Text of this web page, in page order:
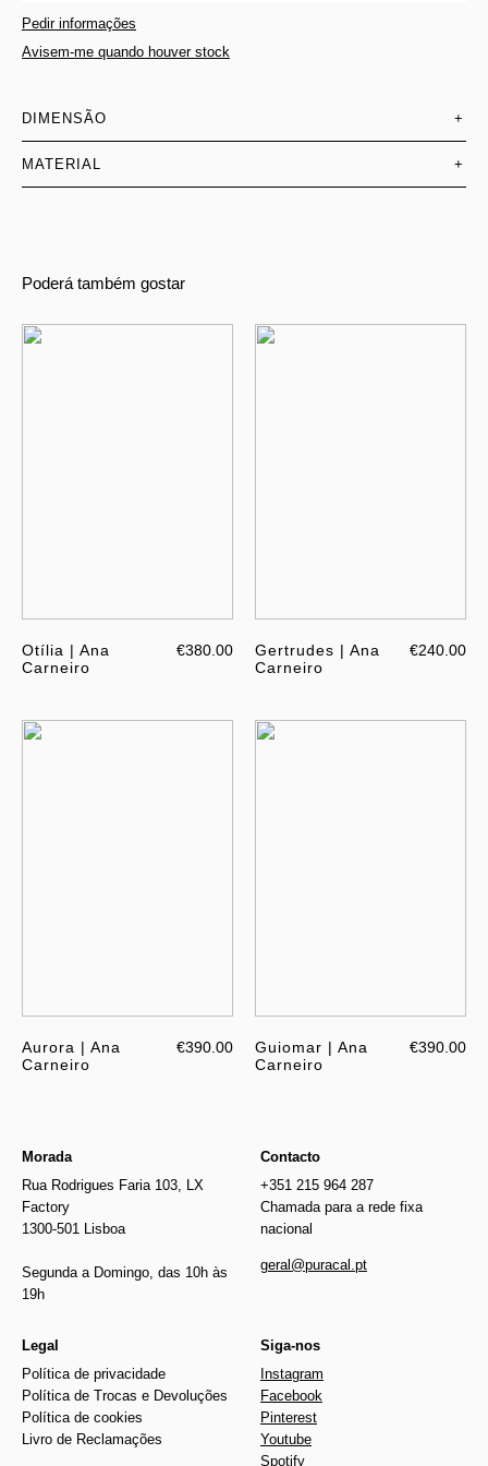
Pedir informações
Avisem-me quando houver stock
DIMENSÃO +
MATERIAL +
Poderá também gostar
Otília | Ana
Carneiro
€380.00
Gertrudes | Ana
Carneiro
€240.00
Aurora | Ana
Carneiro
€390.00
Guiomar | Ana
Carneiro
€390.00
Morada
Rua Rodrigues Faria 103, LX
Factory
1300-501 Lisboa
Segunda a Domingo, das 10h às
19h
Contacto
+351 215 964 287
Chamada para a rede fixa
nacional
geral@puracal.pt
Legal
Política de privacidade
Política de Trocas e Devoluções
Política de cookies
Livro de Reclamações
Siga-nos
Instagram
Facebook
Pinterest
Youtube
Spotify